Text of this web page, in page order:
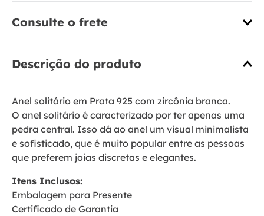
Consulte o frete
Descrição do produto
Anel solitário em Prata 925 com zircônia branca.
O anel solitário é caracterizado por ter apenas uma
pedra central. Isso dá ao anel um visual minimalista
e sofisticado, que é muito popular entre as pessoas
que preferem joias discretas e elegantes.
Itens Inclusos:
Embalagem para Presente
Certificado de Garantia